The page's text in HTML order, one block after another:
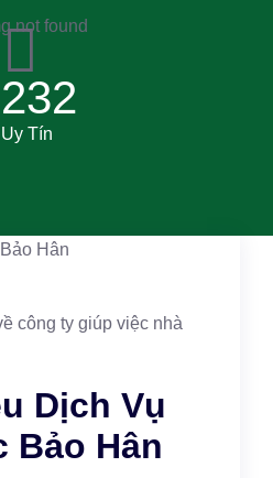
Uy Tín
công ty giúp việc nhà
Dịch Vụ
Bảo Hân